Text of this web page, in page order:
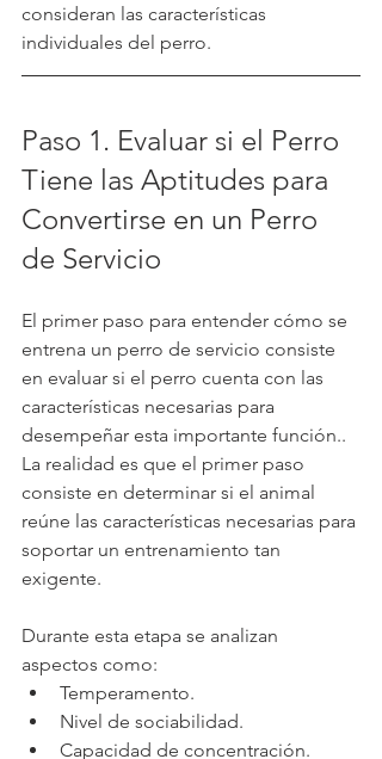
consideran las características
individuales del perro.
Paso 1. Evaluar si el Perro
Tiene las Aptitudes para
Convertirse en un Perro
de Servicio
El primer paso para entender cómo se
entrena un perro de servicio consiste
en evaluar si el perro cuenta con las
características necesarias para
desempeñar esta importante función..
La realidad es que el primer paso
consiste en determinar si el animal
reúne las características necesarias para
soportar un entrenamiento tan
exigente.
Durante esta etapa se analizan
aspectos como:
Temperamento.
Nivel de sociabilidad.
Capacidad de concentración.